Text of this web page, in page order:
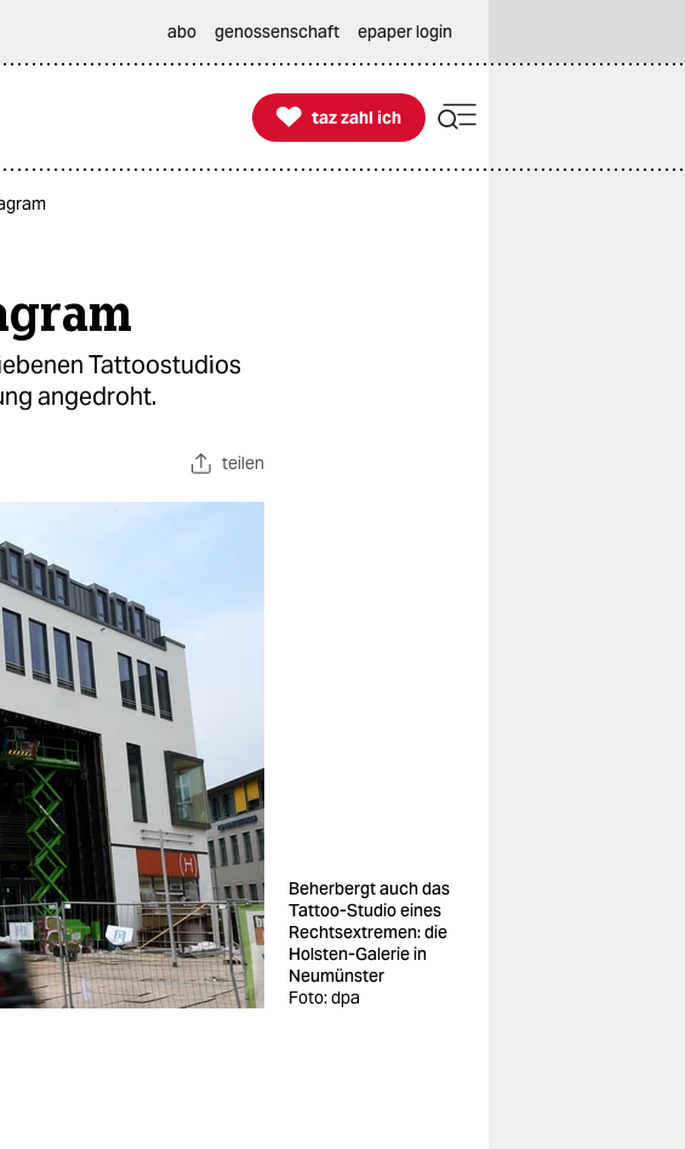
abo genossenschaft epaper login

taz zahl ich
taz zahl ich
Tattoostudios
angedroht.
teilen
Beherbergt auch das
Tattoo-Studio eines
Rechtsextremen: die
Holsten-Galerie in
Neumünster
Foto: dpa